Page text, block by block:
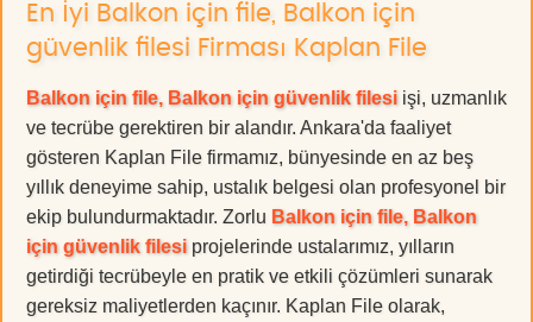
En İyi Balkon için file, Balkon için
güvenlik filesi Firması Kaplan File
Balkon için file, Balkon için güvenlik filesi işi, uzmanlık
ve tecrübe gerektiren bir alandır. Ankara'da faaliyet
gösteren Kaplan File firmamız, bünyesinde en az beş
yıllık deneyime sahip, ustalık belgesi olan profesyonel bir
ekip bulundurmaktadır. Zorlu Balkon için file, Balkon
için güvenlik filesi projelerinde ustalarımız, yılların
getirdiği tecrübeyle en pratik ve etkili çözümleri sunarak
gereksiz maliyetlerden kaçınır. Kaplan File olarak,